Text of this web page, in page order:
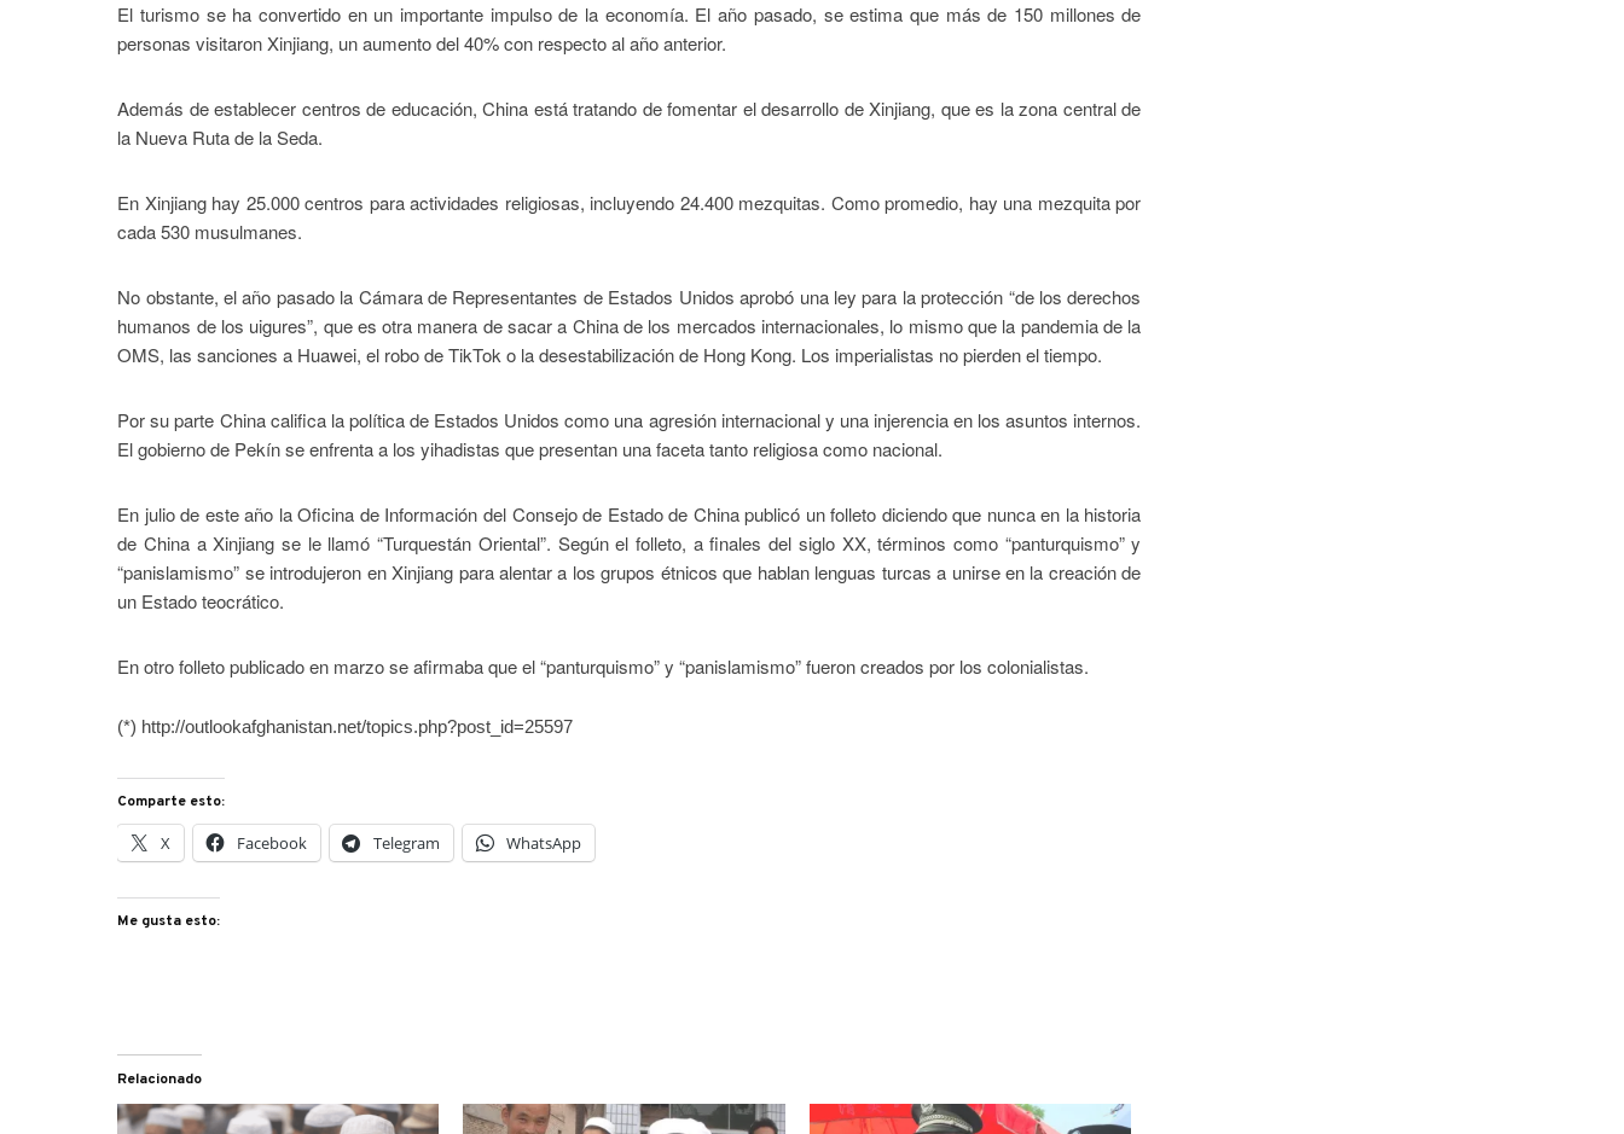
El turismo se ha convertido en un importante impulso de la economía. El año pasado, se estima que más de 150 millones de
personas visitaron Xinjiang, un aumento del 40% con respecto al año anterior.
Además de establecer centros de educación, China está tratando de fomentar el desarrollo de Xinjiang, que es la zona central de
la Nueva Ruta de la Seda.
En Xinjiang hay 25.000 centros para actividades religiosas, incluyendo 24.400 mezquitas. Como promedio, hay una mezquita por
cada 530 musulmanes.
No obstante, el año pasado la Cámara de Representantes de Estados Unidos aprobó una ley para la protección “de los derechos
humanos de los uigures”, que es otra manera de sacar a China de los mercados internacionales, lo mismo que la pandemia de la
OMS, las sanciones a Huawei, el robo de TikTok o la desestabilización de Hong Kong. Los imperialistas no pierden el tiempo.
Por su parte China califica la política de Estados Unidos como una agresión internacional y una injerencia en los asuntos internos.
El gobierno de Pekín se enfrenta a los yihadistas que presentan una faceta tanto religiosa como nacional.
En julio de este año la Oficina de Información del Consejo de Estado de China publicó un folleto diciendo que nunca en la historia
de China a Xinjiang se le llamó “Turquestán Oriental”. Según el folleto, a finales del siglo XX, términos como “panturquismo” y
“panislamismo” se introdujeron en Xinjiang para alentar a los grupos étnicos que hablan lenguas turcas a unirse en la creación de
un Estado teocrático.
En otro folleto publicado en marzo se afirmaba que el “panturquismo” y “panislamismo” fueron creados por los colonialistas.
(*) http://outlookafghanistan.net/topics.php?post_id=25597
Comparte esto:
X Facebook Telegram WhatsApp
Me gusta esto:
Relacionado